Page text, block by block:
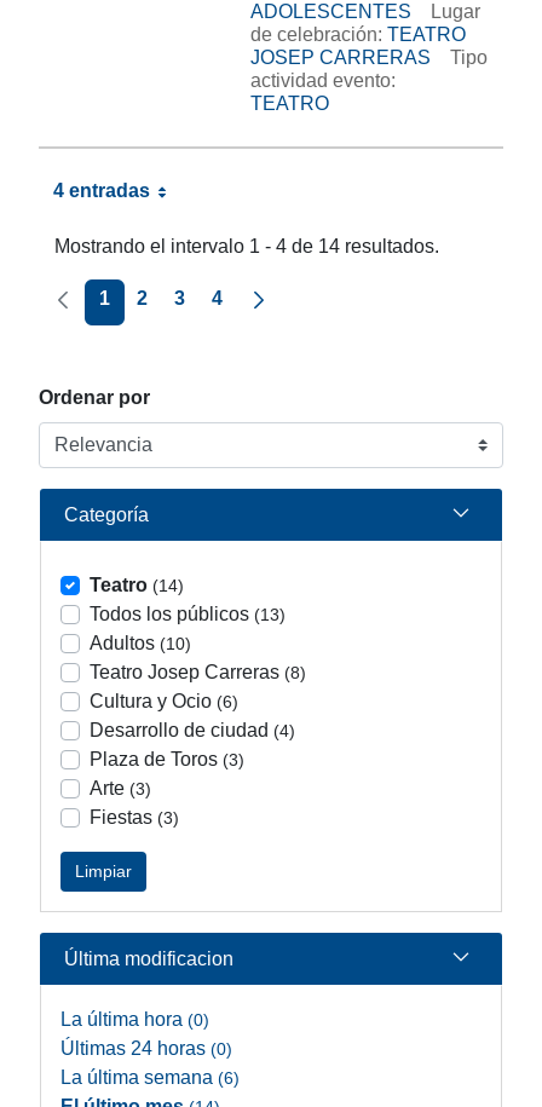
Ordenar por
Categoría
Teatro (14)
Todos los públicos (13)
Adultos (10)
Teatro Josep Carreras (8)
Cultura y Ocio (6)
Desarrollo de ciudad (4)
Plaza de Toros (3)
Arte (3)
Fiestas (3)
Limpiar
Última modificacion
La última hora (0)
Últimas 24 horas (0)
La última semana (6)
ADOLESCENTES
Lugar
de celebración: TEATRO
JOSEP CARRERAS
Tipo
actividad evento:
TEATRO
4 entradas
Mostrando el intervalo 1 - 4 de 14 resultados.
Página anterior
1 2 3 4